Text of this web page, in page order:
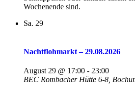
Wochenende sind.
Sa. 29
Nachtflohmarkt – 29.08.2026
August 29 @ 17:00 - 23:00
BEC Rombacher Hütte 6-8,